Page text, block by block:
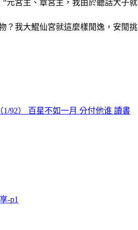
宮主、章宮主，我由於聽話犬子
？我大鯤仙宮就這麼樣閒逸，安閒
92） 百星不如一月 分付他谁 讀書
-p1